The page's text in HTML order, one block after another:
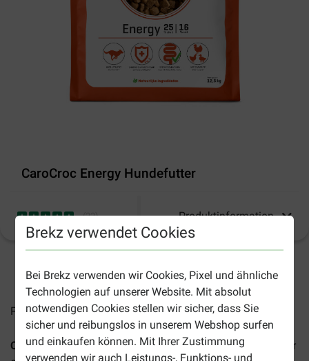
Brekz verwendet Cookies
Bei Brekz verwenden wir Cookies, Pixel und ähnliche
Technologien auf unserer Website. Mit absolut
notwendigen Cookies stellen wir sicher, dass Sie
sicher und reibungslos in unserem Webshop surfen
und einkaufen können. Mit Ihrer Zustimmung
verwenden wir auch Leistungs-, Funktions- und
CaroCroc Energy Hundefutter
(22) Produktinformation
2-4 Arbeitstage, sofern nicht anders angegeben
Preise inkl. MwSt zzgl.Versandkosten
CaroCroc Energy Hundefutter wurde speziell für Vierbeiner